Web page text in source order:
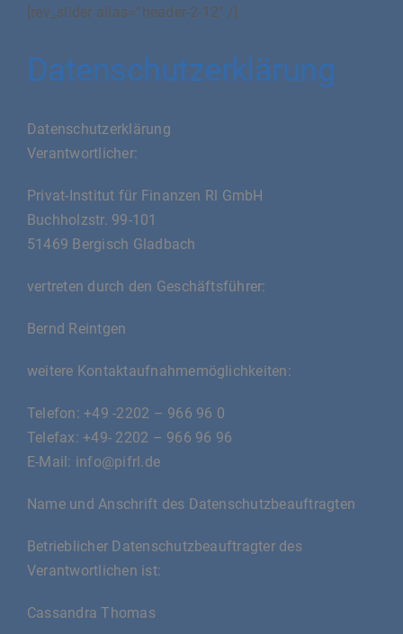
Zum
springen
[rev_slider alias=“header-2-12″ /]
Datenschutzerklärung
Datenschutzerklärung
Verantwortlicher:
Privat-Institut für Finanzen Rl GmbH
Buchholzstr. 99-101
51469 Bergisch Gladbach
vertreten durch den Geschäftsführer:
Bernd Reintgen
weitere Kontaktaufnahmemöglichkeiten:
Telefon: +49 -2202 – 966 96 0
Telefax: +49- 2202 – 966 96 96
E-Mail: info@pifrl.de
Name und Anschrift des Datenschutzbeauftragten
Betrieblicher Datenschutzbeauftragter des
Verantwortlichen ist:
Cassandra Thomas